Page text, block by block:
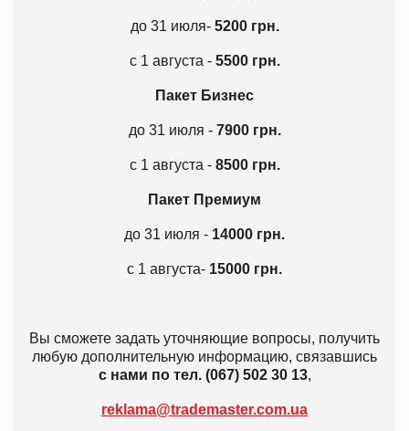
до 31 июля-5200 грн.
с 1 августа -5500 грн.
Пакет Бизнес
до 31 июля -7900 грн.
с 1 августа -8500 грн.
Пакет Премиум
до 31 июля - 14000 грн.
с 1 августа- 15000 грн.
Вы сможете задать уточняющие вопросы, получить
любую дополнительную информацию, связавшись
с нами по тел. (067) 502 30 13,
reklama@trademaster.com.ua